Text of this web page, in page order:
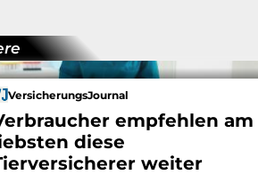
VersicherungsJournal
empfehlen am
diese
weiter